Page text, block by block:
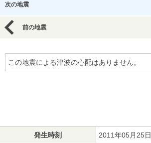
次の地震
前の地震
この地震による津波の心配はありません。
発生時刻 2011年05月25